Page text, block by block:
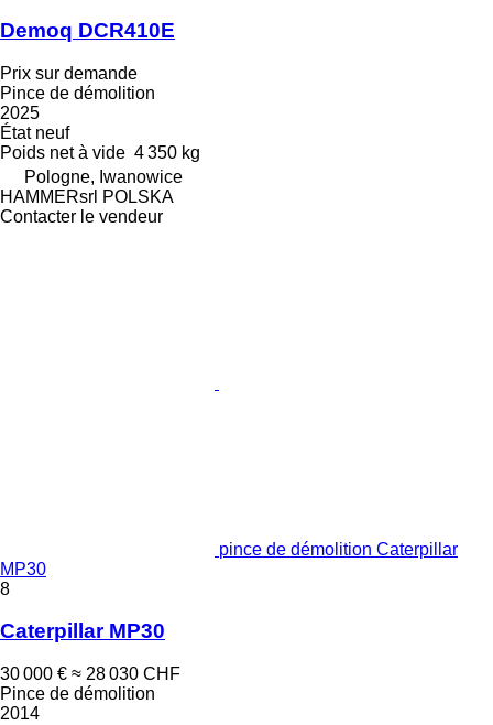
Demoq DCR410E
Prix sur demande
Pince de démolition
2025
Étatneuf
Poids net à vide 4 350 kg
Pologne, Iwanowice
HAMMERsrl POLSKA
Contacter le vendeur
pince de démolition Caterpillar
MP30
8
Caterpillar MP30
30 000 € ≈ 28 030 CHF
Pince de démolition
2014